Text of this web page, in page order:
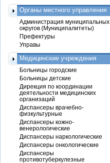
Органы местного управления
Администрация муниципальных
округов (Муниципалитеты)
Префектуры
Управы
Медицинские учреждения
Больницы городские
Больницы детские
Дирекция по координации
деятельности медицинских
организаций
Диспансеры врачебно-
физкультурные
Диспансеры кожно-
венерологические
Диспансеры наркологические
Диспансеры онкологические
Диспансеры
противотуберкулезные